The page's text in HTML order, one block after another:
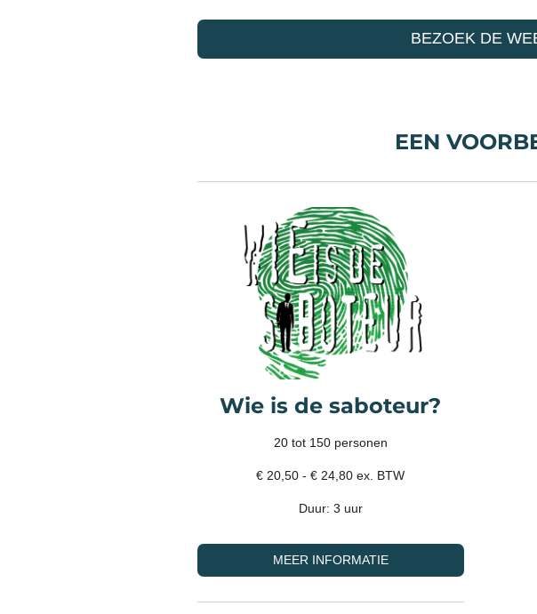
BEZOEK DE
EEN
Wie is de saboteur?
20 tot 150 personen
€ 20,50 - € 24,80 ex. BTW
Duur: 3 uur
MEER INFORMATIE